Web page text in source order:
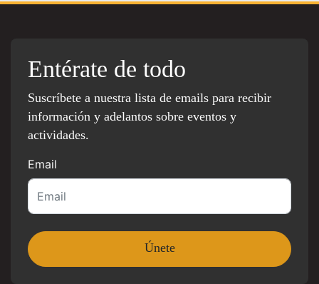
Entérate de todo
Suscríbete a nuestra lista de emails para recibir
información y adelantos sobre eventos y
actividades.
Email